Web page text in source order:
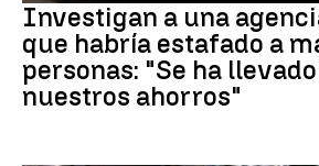
Investigan a una
que habría estafado a
personas: "Se ha
nuestros ahorros"